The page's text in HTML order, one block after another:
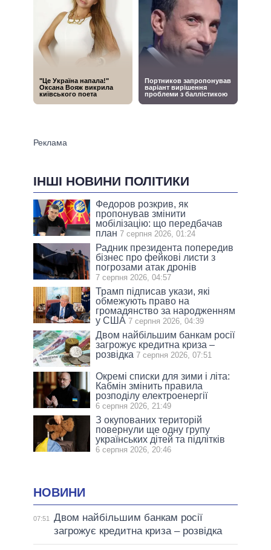
ІНШІ НОВИНИ ПОЛІТИКИ
Федоров розкрив, як
пропонував змінити
мобілізацію: що передбачав
план 7 серпня 2026, 01:24
Радник президента попередив
бізнес про фейкові листи з
погрозами атак дронів
7 серпня 2026, 04:57
Трамп підписав укази, які
обмежують право на
громадянство за народженням
у США 7 серпня 2026, 04:39
Двом найбільшим банкам росії
загрожує кредитна криза –
розвідка 7 серпня 2026, 07:51
Окремі списки для зими і літа:
Кабмін змінить правила
розподілу електроенергії
6 серпня 2026, 21:49
З окупованих територій
повернули ще одну групу
українських дітей та підлітків
6 серпня 2026, 20:46
НОВИНИ
07:51
Двом найбільшим банкам росії
загрожує кредитна криза – розвідка